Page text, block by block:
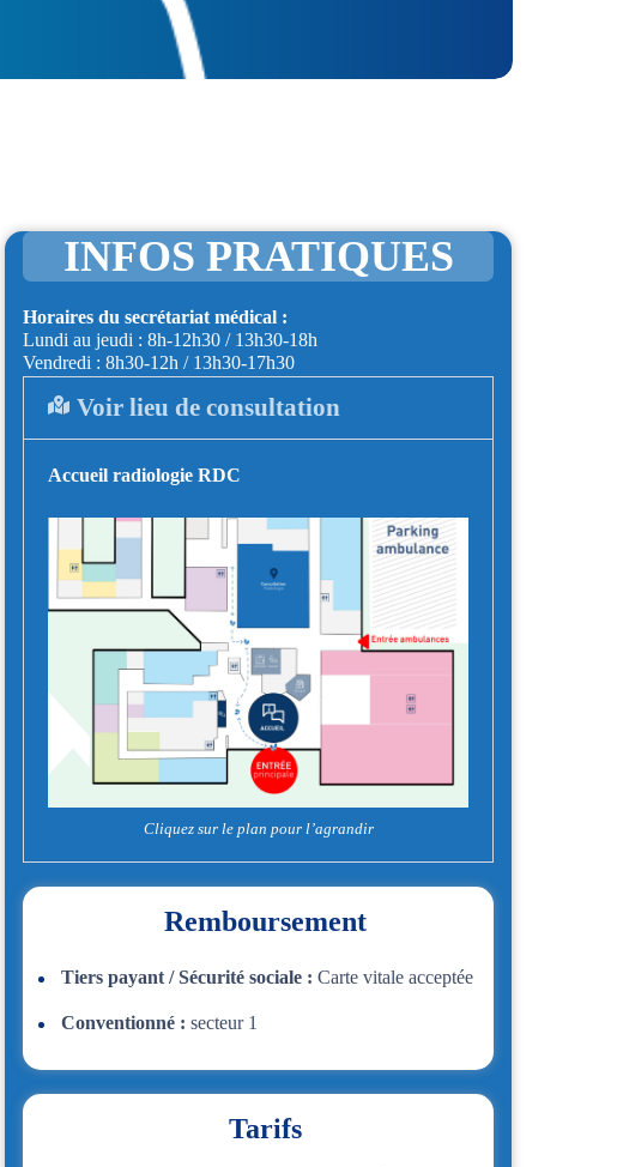
INFOS PRATIQUES
Horaires du secrétariat médical :
Lundi au jeudi : 8h-12h30 / 13h30-18h
Vendredi : 8h30-12h / 13h30-17h30
Voir lieu de consultation
Accueil radiologie RDC
Cliquez sur le plan pour l’agrandir
Remboursement
Tiers payant / Sécurité sociale : Carte vitale acceptée
Conventionné : secteur 1
Tarifs